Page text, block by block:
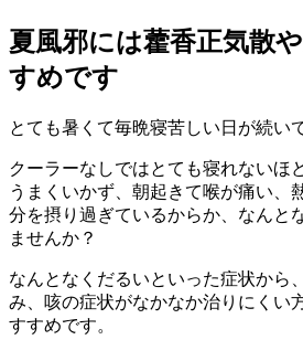
夏風邪には藿香正気散
すめです
とても暑くて毎晩寝苦しい日が続い
クーラーなしではとても寝れないほ
うまくいかず、朝起きて喉が痛い、
分を摂り過ぎているからか、なんと
ませんか？
なんとなくだるいといった症状から
み、咳の症状がなかなか治りにくい
すすめです。